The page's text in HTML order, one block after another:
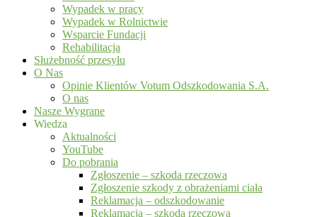
Wypadek w pracy
Wypadek w Rolnictwie
Wsparcie Fundacji
Rehabilitacja
Służebność przesyłu
O Nas
Opinie Klientów Votum Odszkodowania S.A.
O nas
Nasze Wygrane
Wiedza
Aktualności
YouTube
Do pobrania
Zgłoszenie – szkoda rzeczowa
Zgłoszenie szkody z obrażeniami ciała
Reklamacja – odszkodowanie
Reklamacja – szkoda rzeczowa